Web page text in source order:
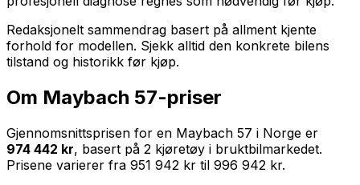
Redaksjonelt sammendrag basert på allment kjente
forhold for modellen. Sjekk alltid den konkrete bilens
tilstand og historikk før kjøp.
Om Maybach 57-priser
Gjennomsnittsprisen for en Maybach 57 i Norge er
974 442 kr, basert på 2 kjøretøy i bruktbilmarkedet.
Prisene varierer fra 951 942 kr til 996 942 kr.